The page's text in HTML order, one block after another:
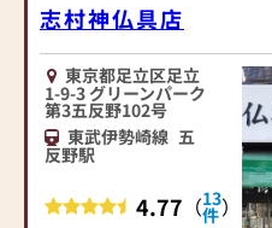
の信頼。創業以来、親
心がけ、年間約25,000基
のお仏壇、約3,000基の
お墓を納めています。
「お仏壇のはせがわ」で
は、さまざまな供養（対
話の場づくり）の形をご
提案しております。ご自
志村神仏具店
東京都足立区足立
1-9-3 グリーンパーク
第3五反野102号
東武伊勢崎線 五
反野駅
4.77 （13
件）